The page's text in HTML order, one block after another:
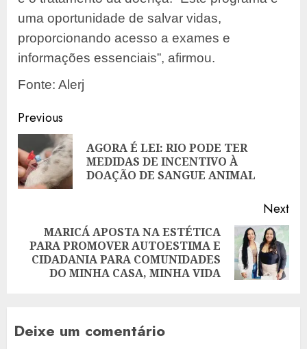
uma oportunidade de salvar vidas,
proporcionando acesso a exames e
informações essenciais”, afirmou.
Fonte: Alerj
Post
navigation
Previous
AGORA É LEI: RIO PODE TER
MEDIDAS DE INCENTIVO À
DOAÇÃO DE SANGUE ANIMAL
Next
Next
post:
MARICÁ APOSTA NA ESTÉTICA
PARA PROMOVER AUTOESTIMA E
CIDADANIA PARA COMUNIDADES
DO MINHA CASA, MINHA VIDA
Deixe um comentário